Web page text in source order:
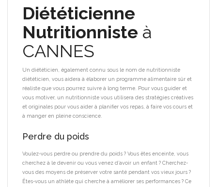
Diététicienne
Nutritionniste à
CANNES
Un diététicien, également connu sous le nom de nutritionniste
diététicien, vous aidera à élaborer un programme alimentaire sûr et
réaliste que vous pourrez suivre à long terme. Pour vous guider et
vous motiver, un nutritionniste vous utilisera des stratégies créatives
et originales pour vous aider à planifier vos repas, à faire vos cours et
à manger en pleine conscience.
Perdre du poids
Voulez-vous perdre ou prendre du poids ? Vous êtes enceinte, vous
cherchez à le devenir ou vous venez d’avoir un enfant ? Cherchez-
vous des moyens de préserver votre santé pendant vos vieux jours ?
Êtes-vous un athlète qui cherche à améliorer ses performances ? Ce